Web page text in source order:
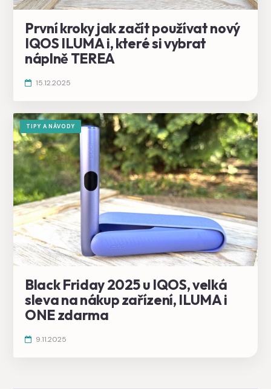
První kroky jak začít používat nový
IQOS ILUMA i, které si vybrat
náplně TEREA
15.12.2025
TIPY A NÁVODY
Black Friday 2025 u IQOS, velká
sleva na nákup zařízení, ILUMA i
ONE zdarma
9.11.2025